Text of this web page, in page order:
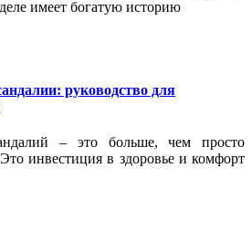
имеет богатую историю
руководство для
– это больше, чем просто
инвестиция в здоровье и комфорт